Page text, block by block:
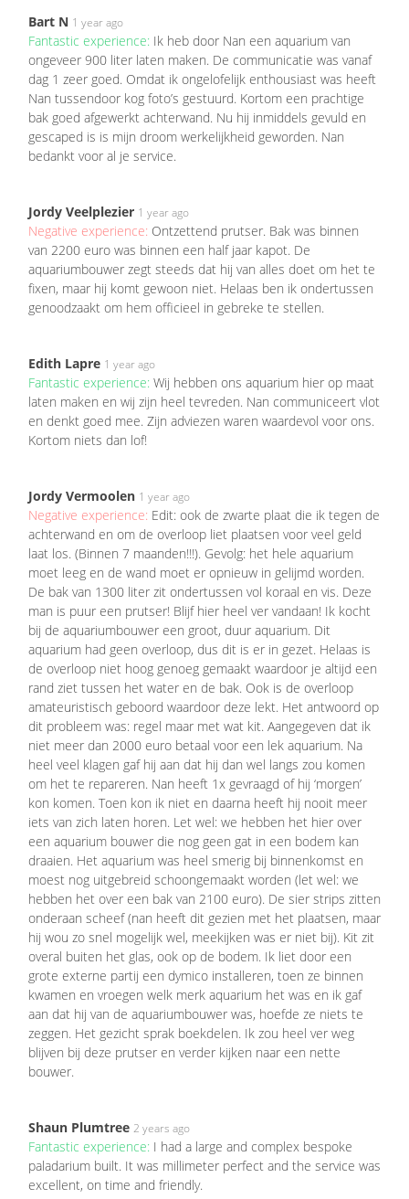
Bart N 1 year ago
Fantastic experience: Ik heb door Nan een aquarium van
ongeveer 900 liter laten maken. De communicatie was vanaf
dag 1 zeer goed. Omdat ik ongelofelijk enthousiast was heeft
Nan tussendoor kog foto’s gestuurd. Kortom een prachtige
bak goed afgewerkt achterwand. Nu hij inmiddels gevuld en
gescaped is is mijn droom werkelijkheid geworden. Nan
bedankt voor al je service.
Jordy Veelplezier 1 year ago
Negative experience: Ontzettend prutser. Bak was binnen
van 2200 euro was binnen een half jaar kapot. De
aquariumbouwer zegt steeds dat hij van alles doet om het te
fixen, maar hij komt gewoon niet. Helaas ben ik ondertussen
genoodzaakt om hem officieel in gebreke te stellen.
Edith Lapre 1 year ago
Fantastic experience: Wij hebben ons aquarium hier op maat
laten maken en wij zijn heel tevreden. Nan communiceert vlot
en denkt goed mee. Zijn adviezen waren waardevol voor ons.
Kortom niets dan lof!
Jordy Vermoolen 1 year ago
Negative experience: Edit: ook de zwarte plaat die ik tegen de
achterwand en om de overloop liet plaatsen voor veel geld
laat los. (Binnen 7 maanden!!!). Gevolg: het hele aquarium
moet leeg en de wand moet er opnieuw in gelijmd worden.
De bak van 1300 liter zit ondertussen vol koraal en vis. Deze
man is puur een prutser! Blijf hier heel ver vandaan! Ik kocht
bij de aquariumbouwer een groot, duur aquarium. Dit
aquarium had geen overloop, dus dit is er in gezet. Helaas is
de overloop niet hoog genoeg gemaakt waardoor je altijd een
rand ziet tussen het water en de bak. Ook is de overloop
amateuristisch geboord waardoor deze lekt. Het antwoord op
dit probleem was: regel maar met wat kit. Aangegeven dat ik
niet meer dan 2000 euro betaal voor een lek aquarium. Na
heel veel klagen gaf hij aan dat hij dan wel langs zou komen
om het te repareren. Nan heeft 1x gevraagd of hij ‘morgen’
kon komen. Toen kon ik niet en daarna heeft hij nooit meer
iets van zich laten horen. Let wel: we hebben het hier over
een aquarium bouwer die nog geen gat in een bodem kan
draaien. Het aquarium was heel smerig bij binnenkomst en
moest nog uitgebreid schoongemaakt worden (let wel: we
hebben het over een bak van 2100 euro). De sier strips zitten
onderaan scheef (nan heeft dit gezien met het plaatsen, maar
hij wou zo snel mogelijk wel, meekijken was er niet bij). Kit zit
overal buiten het glas, ook op de bodem. Ik liet door een
grote externe partij een dymico installeren, toen ze binnen
kwamen en vroegen welk merk aquarium het was en ik gaf
aan dat hij van de aquariumbouwer was, hoefde ze niets te
zeggen. Het gezicht sprak boekdelen. Ik zou heel ver weg
blijven bij deze prutser en verder kijken naar een nette
bouwer.
Shaun Plumtree 2 years ago
Fantastic experience: I had a large and complex bespoke
paladarium built. It was millimeter perfect and the service was
excellent, on time and friendly.